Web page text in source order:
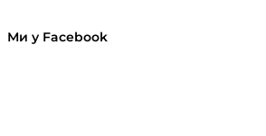
Ми у Facebook